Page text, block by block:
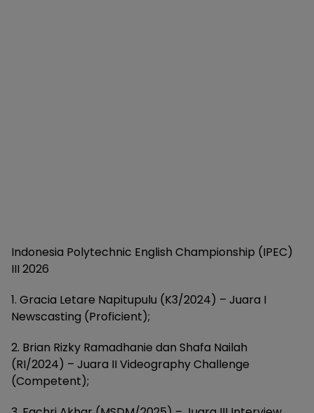
Indonesia Polytechnic English Championship (IPEC)
III 2026
1. Gracia Letare Napitupulu (K3/2024) – Juara I
Newscasting (Proficient);
2. Brian Rizky Ramadhanie dan Shafa Nailah
(RI/2024) – Juara II Videography Challenge
(Competent);